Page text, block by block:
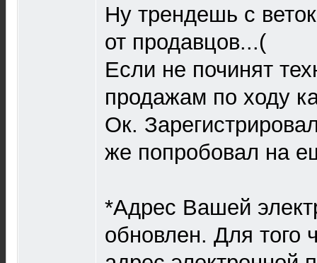
Ну трендешь с
от продавцов...(
Если не починят
продажам по ходу
Ок.
же попробовал на
*Адрес Вашей
обновлен. Для